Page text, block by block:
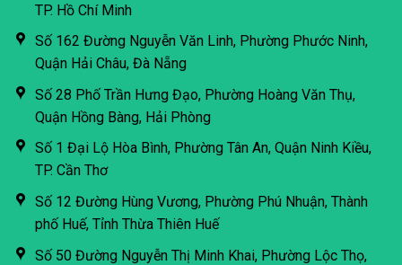
TP. Hồ Chí Minh
Số 162 Đường Nguyễn Văn Linh, Phường Phước Ninh,
Quận Hải Châu, Đà Nẵng
Số 28 Phố Trần Hưng Đạo, Phường Hoàng Văn Thụ,
Quận Hồng Bàng, Hải Phòng
Số 1 Đại Lộ Hòa Bình, Phường Tân An, Quận Ninh Kiều,
TP. Cần Thơ
Số 12 Đường Hùng Vương, Phường Phú Nhuận, Thành
phố Huế, Tỉnh Thừa Thiên Huế
Số 50 Đường Nguyễn Thị Minh Khai, Phường Lộc Thọ,